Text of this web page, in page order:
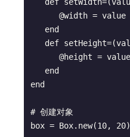
end
# 创建对象
box = Box.new(10, 20)